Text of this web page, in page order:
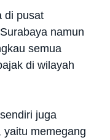
di pusat
namun
semua
di wilayah
sendiri juga
yaitu memegang